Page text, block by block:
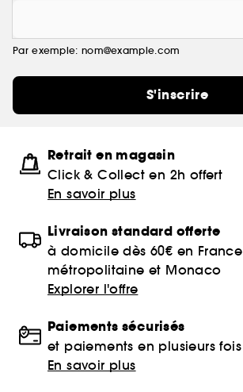
Par exemple: nom@example.com
S'inscrire
Retrait en magasin
Click & Collect en 2h offert
En savoir plus
Livraison standard offerte
à domicile dès 60€ en France
métropolitaine et Monaco
Explorer l'offre
Paiements sécurisés
et paiements en plusieurs fois
En savoir plus